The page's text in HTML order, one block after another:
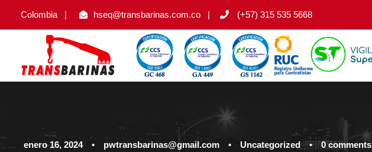
Colombia | hseq@transbarinas.com.co | (+57) 315 535 5668
enero 16, 2024 • pwtransbarinas@gmail.com • Uncategorized • 0 comments